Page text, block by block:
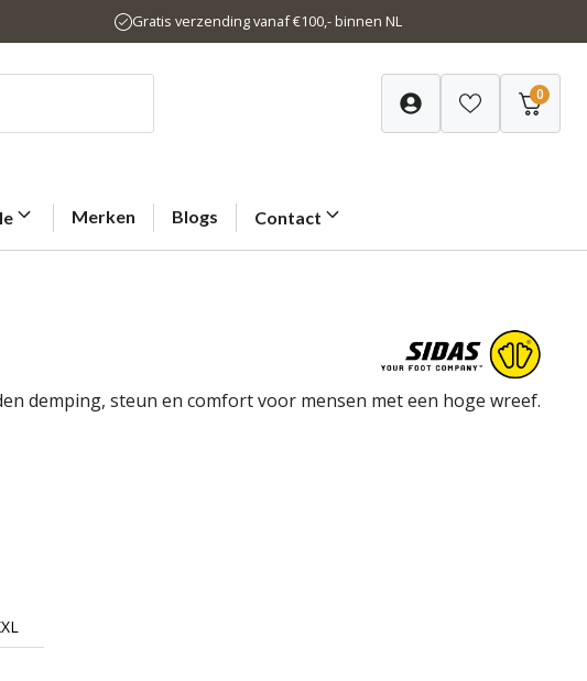
Gratis verzending vanaf €100,- binnen NL
0
Merken Blogs Contact
demping, steun en comfort voor mensen met een hoge wreef.